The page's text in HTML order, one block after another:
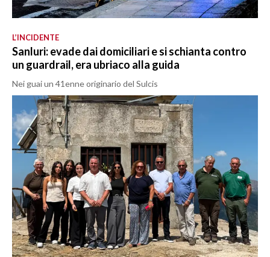
L’INCIDENTE
Sanluri: evade dai domiciliari e si schianta contro
un guardrail, era ubriaco alla guida
Nei guai un 41enne originario del Sulcis